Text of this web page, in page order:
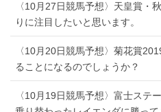
〈10月27日競馬予想〉天皇賞・
りに注目したいと思います。
〈10月20日競馬予想〉菊花賞
ることになるのでしょうか？
〈10月19日競馬予想〉富士ステ